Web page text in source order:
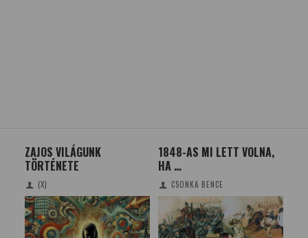
ZAJOS VILÁGUNK
TÖRTÉNETE
(X)
1848-AS MI LETT VOLNA,
HA …
CSONKA BENCE